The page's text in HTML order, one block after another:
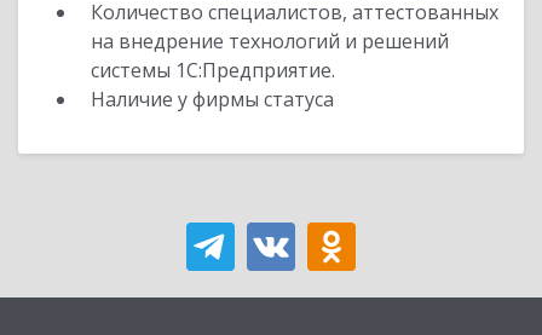
Количество специалистов, аттестованных
на внедрение технологий и решений
системы 1С:Предприятие.
Наличие у фирмы статуса